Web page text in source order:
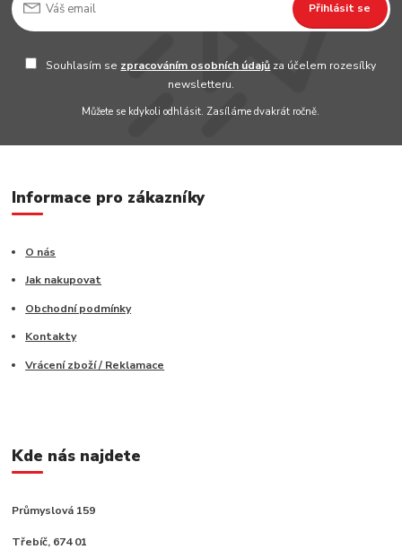
Přihlásit se
Souhlasím se zpracováním osobních údajů za účelem rozesílky
newsletteru.
Můžete se kdykoli odhlásit. Zasíláme dvakrát ročně.
Informace pro zákazníky
O nás
Jak nakupovat
Obchodní podmínky
Kontakty
Vrácení zboží / Reklamace
Kde nás najdete
Průmyslová 159
Třebíč, 674 01